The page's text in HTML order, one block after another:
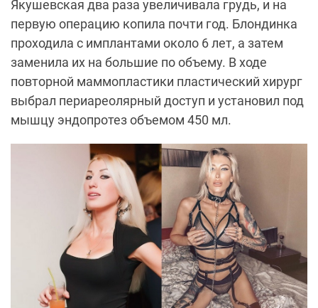
Якушевская два раза увеличивала грудь, и на
первую операцию копила почти год. Блондинка
проходила с имплантами около 6 лет, а затем
заменила их на большие по объему. В ходе
повторной маммопластики пластический хирург
выбрал периареолярный доступ и установил под
мышцу эндопротез объемом 450 мл.